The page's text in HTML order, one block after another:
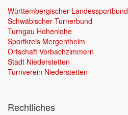
Württembergischer Landessportbund
Schwäbischer Turnerbund
Turngau Hohenlohe
Sportkreis Mergentheim
Ortschaft Vorbachzimmern
Stadt Niederstetten
Turnverein Niederstetten
Rechtliches